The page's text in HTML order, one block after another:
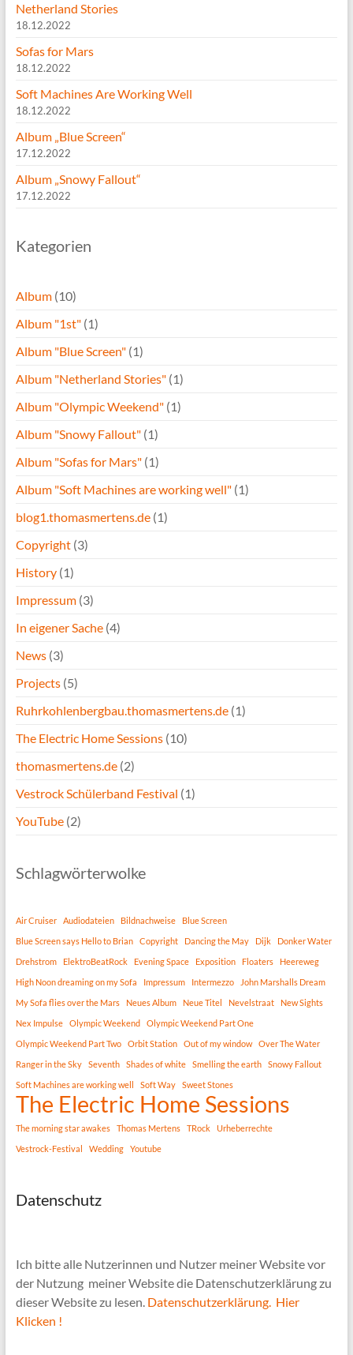
Netherland Stories
18.12.2022
Sofas for Mars
18.12.2022
Soft Machines Are Working Well
18.12.2022
Album „Blue Screen“
17.12.2022
Album „Snowy Fallout“
17.12.2022
Kategorien
Album(10)
Album "1st"(1)
Album "Blue Screen"(1)
Album "Netherland Stories"(1)
Album "Olympic Weekend"(1)
Album "Snowy Fallout"(1)
Album "Sofas for Mars"(1)
Album "Soft Machines are working well"(1)
blog1.thomasmertens.de(1)
Copyright(3)
History(1)
Impressum(3)
In eigener Sache(4)
News(3)
Projects(5)
Ruhrkohlenbergbau.thomasmertens.de(1)
The Electric Home Sessions(10)
thomasmertens.de(2)
Vestrock Schülerband Festival (1)
YouTube(2)
Schlagwörterwolke
Air Cruiser Audiodateien Bildnachweise
Blue Screen
Blue Screen says Hello to Brian
Copyright Dancing the May Dijk
Donker Water
Drehstrom
ElektroBeatRock Evening Space Exposition Floaters
Heereweg
High Noon dreaming on my Sofa
Impressum Intermezzo
John Marshalls Dream
My Sofa flies over the Mars
Neues Album Neue Titel Nevelstraat
New Sights
Nex Impulse
Olympic Weekend
Olympic Weekend Part One
Olympic Weekend Part Two
Orbit Station Out of my window
Over The Water
Ranger in the Sky
Seventh Shades of white Smelling the earth
Snowy Fallout
Soft Machines are working well
Soft Way Sweet Stones
The Electric Home Sessions
The morning star awakes Thomas Mertens TRock
Urheberrechte
Vestrock-Festival
Wedding Youtube
Datenschutz
Ich bitte alle Nutzerinnen und Nutzer meiner Website vor
der Nutzung meiner Website die Datenschutzerklärung zu
dieser Website zu lesen. Datenschutzerklärung. Hier
Klicken !